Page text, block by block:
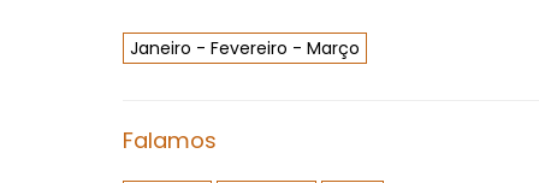
Janeiro - Fevereiro - Março
Falamos